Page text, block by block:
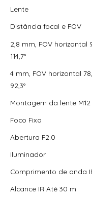
Lente
Distância focal e FOV
2,8 mm, FOV horizontal
114,7°
4 mm, FOV horizontal
92,3°
Montagem da lente M12
Foco Fixo
Abertura F2.0
Iluminador
Comprimento de onda
Alcance IR Até 30 m